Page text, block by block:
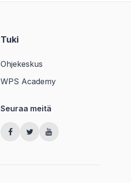
Tuki
Ohjekeskus
WPS Academy
Seuraa meitä